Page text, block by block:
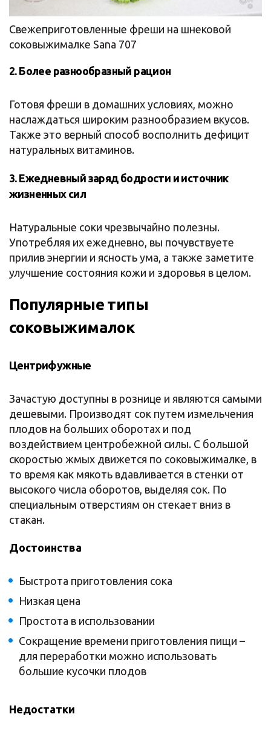
Свежеприготовленные фреши на шнековой
соковыжималке Sana 707
2. Более разнообразный рацион
Готовя фреши в домашних условиях, можно
наслаждаться широким разнообразием вкусов.
Также это верный способ восполнить дефицит
натуральных витаминов.
3. Ежедневный заряд бодрости и источник
жизненных сил
Натуральные соки чрезвычайно полезны.
Употребляя их ежедневно, вы почувствуете
прилив энергии и ясность ума, а также заметите
улучшение состояния кожи и здоровья в целом.
Популярные типы
соковыжималок
Центрифужные
Зачастую доступны в рознице и являются самыми
дешевыми. Производят сок путем измельчения
плодов на больших оборотах и под
воздействием центробежной силы. С большой
скоростью жмых движется по соковыжималке, в
то время как мякоть вдавливается в стенки от
высокого числа оборотов, выделяя сок. По
специальным отверстиям он стекает вниз в
стакан.
Достоинства
Быстрота приготовления сока
Низкая цена
Простота в использовании
Сокращение времени приготовления пищи –
для переработки можно использовать
большие кусочки плодов
Недостатки